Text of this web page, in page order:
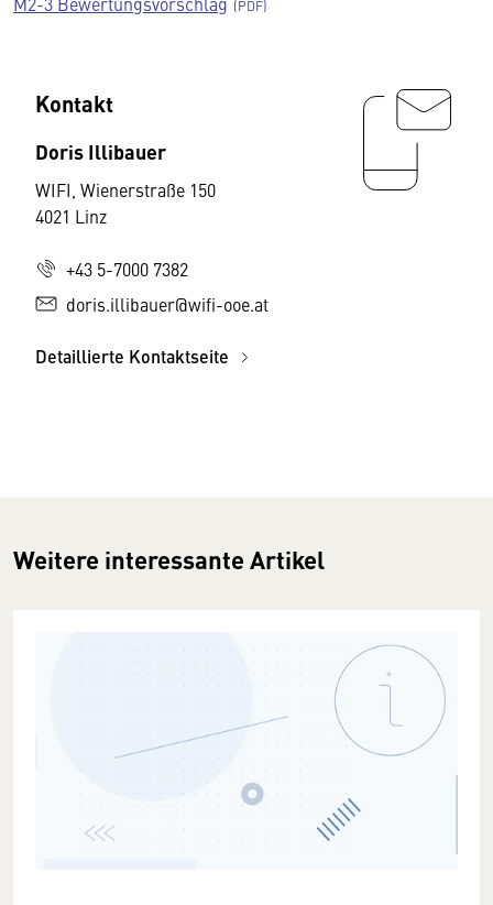
Kontakt
Doris Illibauer
WIFI, Wienerstraße 150
4021 Linz
+43 5-7000 7382
doris.illibauer@wifi-ooe.at
Detaillierte Kontaktseite
Weitere interessante Artikel